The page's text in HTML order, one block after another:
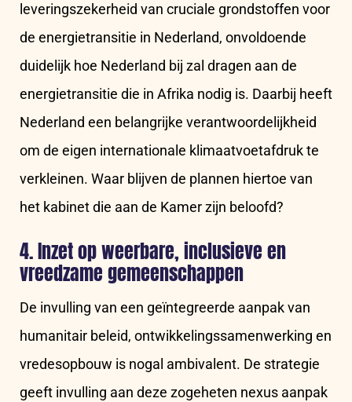
leveringszekerheid van cruciale grondstoffen voor
de energietransitie in Nederland, onvoldoende
duidelijk hoe Nederland bij zal dragen aan de
energietransitie die in Afrika nodig is. Daarbij heeft
Nederland een belangrijke verantwoordelijkheid
om de eigen internationale klimaatvoetafdruk te
verkleinen. Waar blijven de plannen hiertoe van
het kabinet die aan de Kamer zijn beloofd?
4. Inzet op weerbare, inclusieve en
vreedzame gemeenschappen
De invulling van een geïntegreerde aanpak van
humanitair beleid, ontwikkelingssamenwerking en
vredesopbouw is nogal ambivalent. De strategie
geeft invulling aan deze zogeheten nexus aanpak